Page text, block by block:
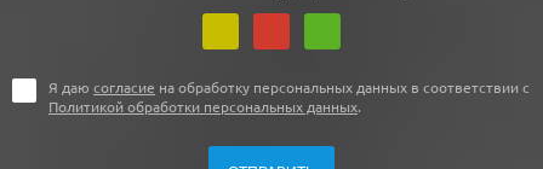
Я даю согласие на обработку персональных данных в соответствии с
Политикой обработки персональных данных.